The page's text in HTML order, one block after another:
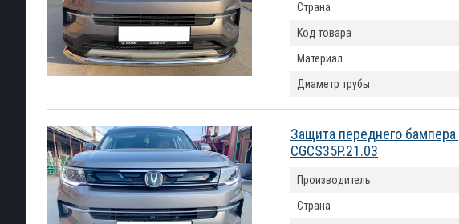
Страна
Код товара
Материал
Диаметр трубы
Защита переднего
CGCS35P.21.03
Производитель
Страна